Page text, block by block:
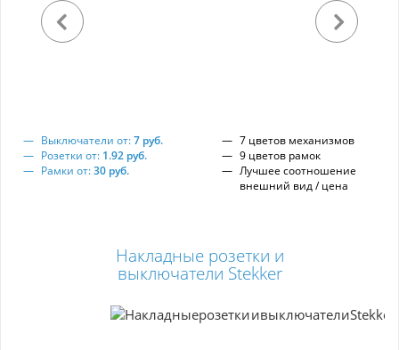
Выключатели от:7 руб.
Розетки от: 1.92 руб.
Рамки от:30 руб.
7 цветов механизмов
9 цветов рамок
Лучшее соотношение
внешний вид / цена
Накладные розетки и
выключатели Stekker